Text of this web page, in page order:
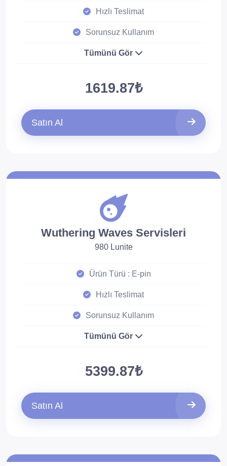
Hızlı Teslimat
Sorunsuz Kullanım
Tümünü Gör
1619.87₺
Satın Al
Wuthering Waves Servisleri
980 Lunite
Ürün Türü : E-pin
Hızlı Teslimat
Sorunsuz Kullanım
Tümünü Gör
5399.87₺
Satın Al